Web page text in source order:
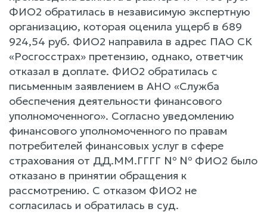
ФИО2 обратилась в независимую экспертную
организацию, которая оценила ущерб в 689
924,54 руб. ФИО2 направила в адрес ПАО СК
«Росгосстрах» претензию, однако, ответчик
отказал в доплате. ФИО2 обратилась с
письменным заявлением в АНО «Служба
обеспечения деятельности финансового
уполномоченного». Согласно уведомлению
финансового уполномоченного по правам
потребителей финансовых услуг в сфере
страхования от ДД.ММ.ГГГГ № № ФИО2 было
отказано в принятии обращения к
рассмотрению. С отказом ФИО2 не
согласилась и обратилась в суд.